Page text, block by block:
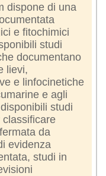
dispone di una
e fitochimici
studi
documentano
lievi,
e linfocinetiche
e agli
studi
da
evidenza
studi in